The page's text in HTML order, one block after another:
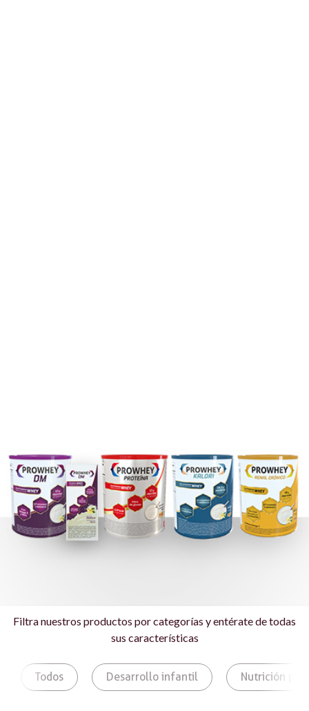
Filtra nuestros productos por categorías y entérate de todas
sus características
Todos Desarrollo infantil Nutrición